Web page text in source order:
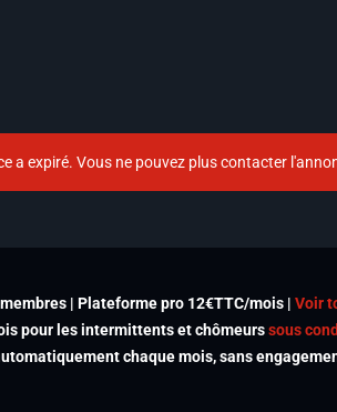
a expiré. Vous ne pouvez plus contacter
| Plateforme pro 12€TTC/mois | Voir
pour les intermittents et chômeurssous
chaque mois, sans